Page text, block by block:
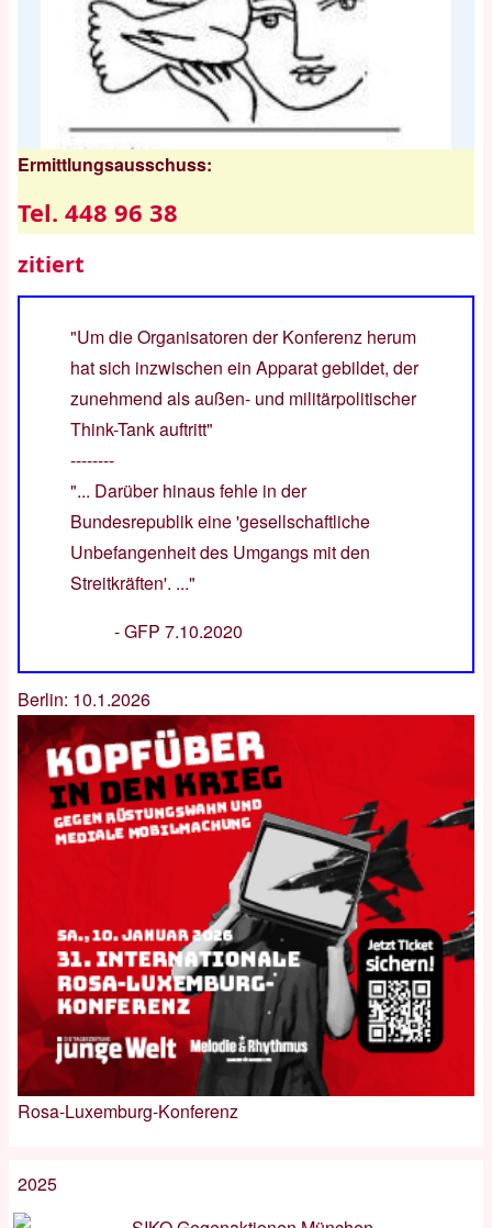
Ermittlungsausschuss:
Tel. 448 96 38
zitiert
"Um die Organisatoren der Konferenz herum
hat sich inzwischen ein Apparat gebildet, der
zunehmend als außen- und militärpolitischer
Think-Tank auftritt"
--------
"... Darüber hinaus fehle in der
Bundesrepublik eine 'gesellschaftliche
Unbefangenheit des Umgangs mit den
Streitkräften'. ..."
-GFP 7.10.2020
Berlin: 10.1.2026
Rosa-Luxemburg-Konferenz
2025